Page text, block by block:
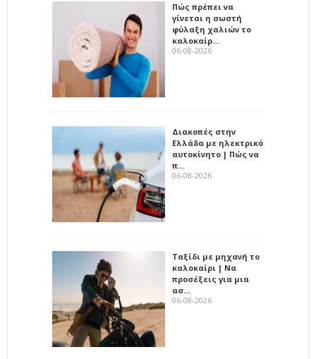
Πώς πρέπει να
γίνεται η σωστή
φύλαξη χαλιών το
καλοκαίρ…
06-08-2026
Διακοπές στην
Ελλάδα με ηλεκτρικό
αυτοκίνητο | Πώς να
π…
06-08-2026
Ταξίδι με μηχανή το
καλοκαίρι | Να
προσέξεις για μια
ασ…
06-08-2026